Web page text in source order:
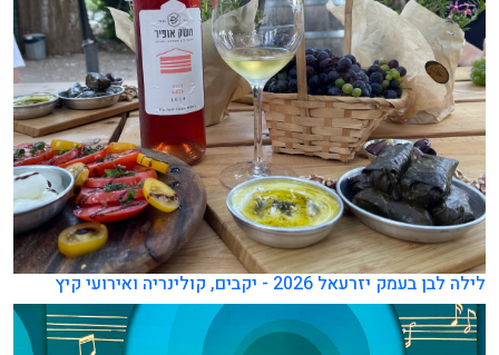
לילה לבן בעמק יזרעאל 2026 - יקבים, קולינריה ואירועי קיץ